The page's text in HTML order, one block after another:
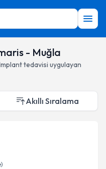
- Muğla
tedavisi uygulayan
Akıllı Sıralama